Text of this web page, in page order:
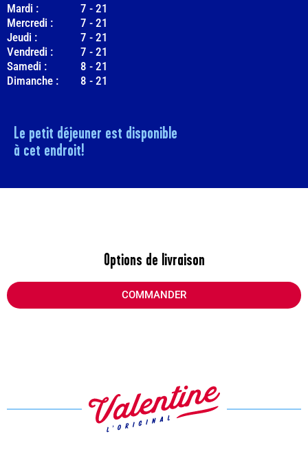
Mardi :
7 - 21
Mercredi :
7 - 21
Jeudi :
7 - 21
Vendredi :
7 - 21
Samedi :
8 - 21
Dimanche :
8 - 21
Le petit déjeuner est disponible
à cet endroit!
Options de livraison
COMMANDER